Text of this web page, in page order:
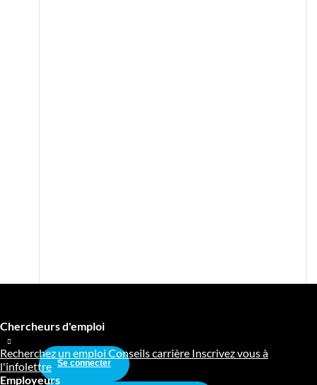
Se connecter
Chercheurs d'emploi
Recherchez un emploi Conseils carrière Inscrivez vous à
l'infolettre
Employeurs